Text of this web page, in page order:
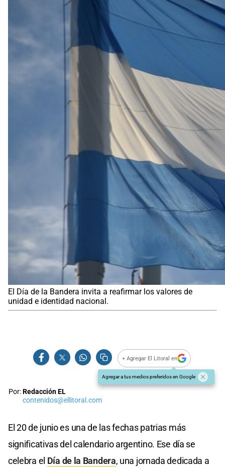
El Día de la Bandera invita a reafirmar los valores de
unidad e identidad nacional.
+ Agregar El Litoral en
Agregar a tus medios preferidos en Google
Por:Redacción EL
contenidos@ellitoral.com
El 20 de junio es una de las fechas patrias más
significativas del calendario argentino. Ese día se
celebra el Día de la Bandera, una jornada dedicada a